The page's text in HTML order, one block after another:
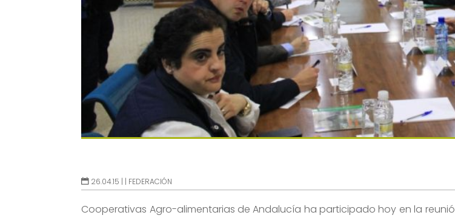
26.04.15 | | FEDERACIÓN
Cooperativas Agro-alimentarias de Andalucía ha participado hoy en la